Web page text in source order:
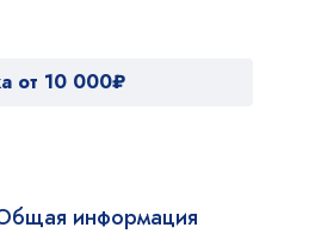
от 10 000₽
информация